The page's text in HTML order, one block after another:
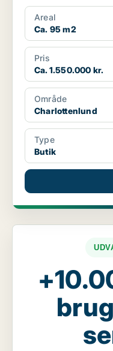
Areal
Ca. 95 m2
Pris
Ca. 1.550.000 kr.
Område
Charlottenlund
Type
Butik